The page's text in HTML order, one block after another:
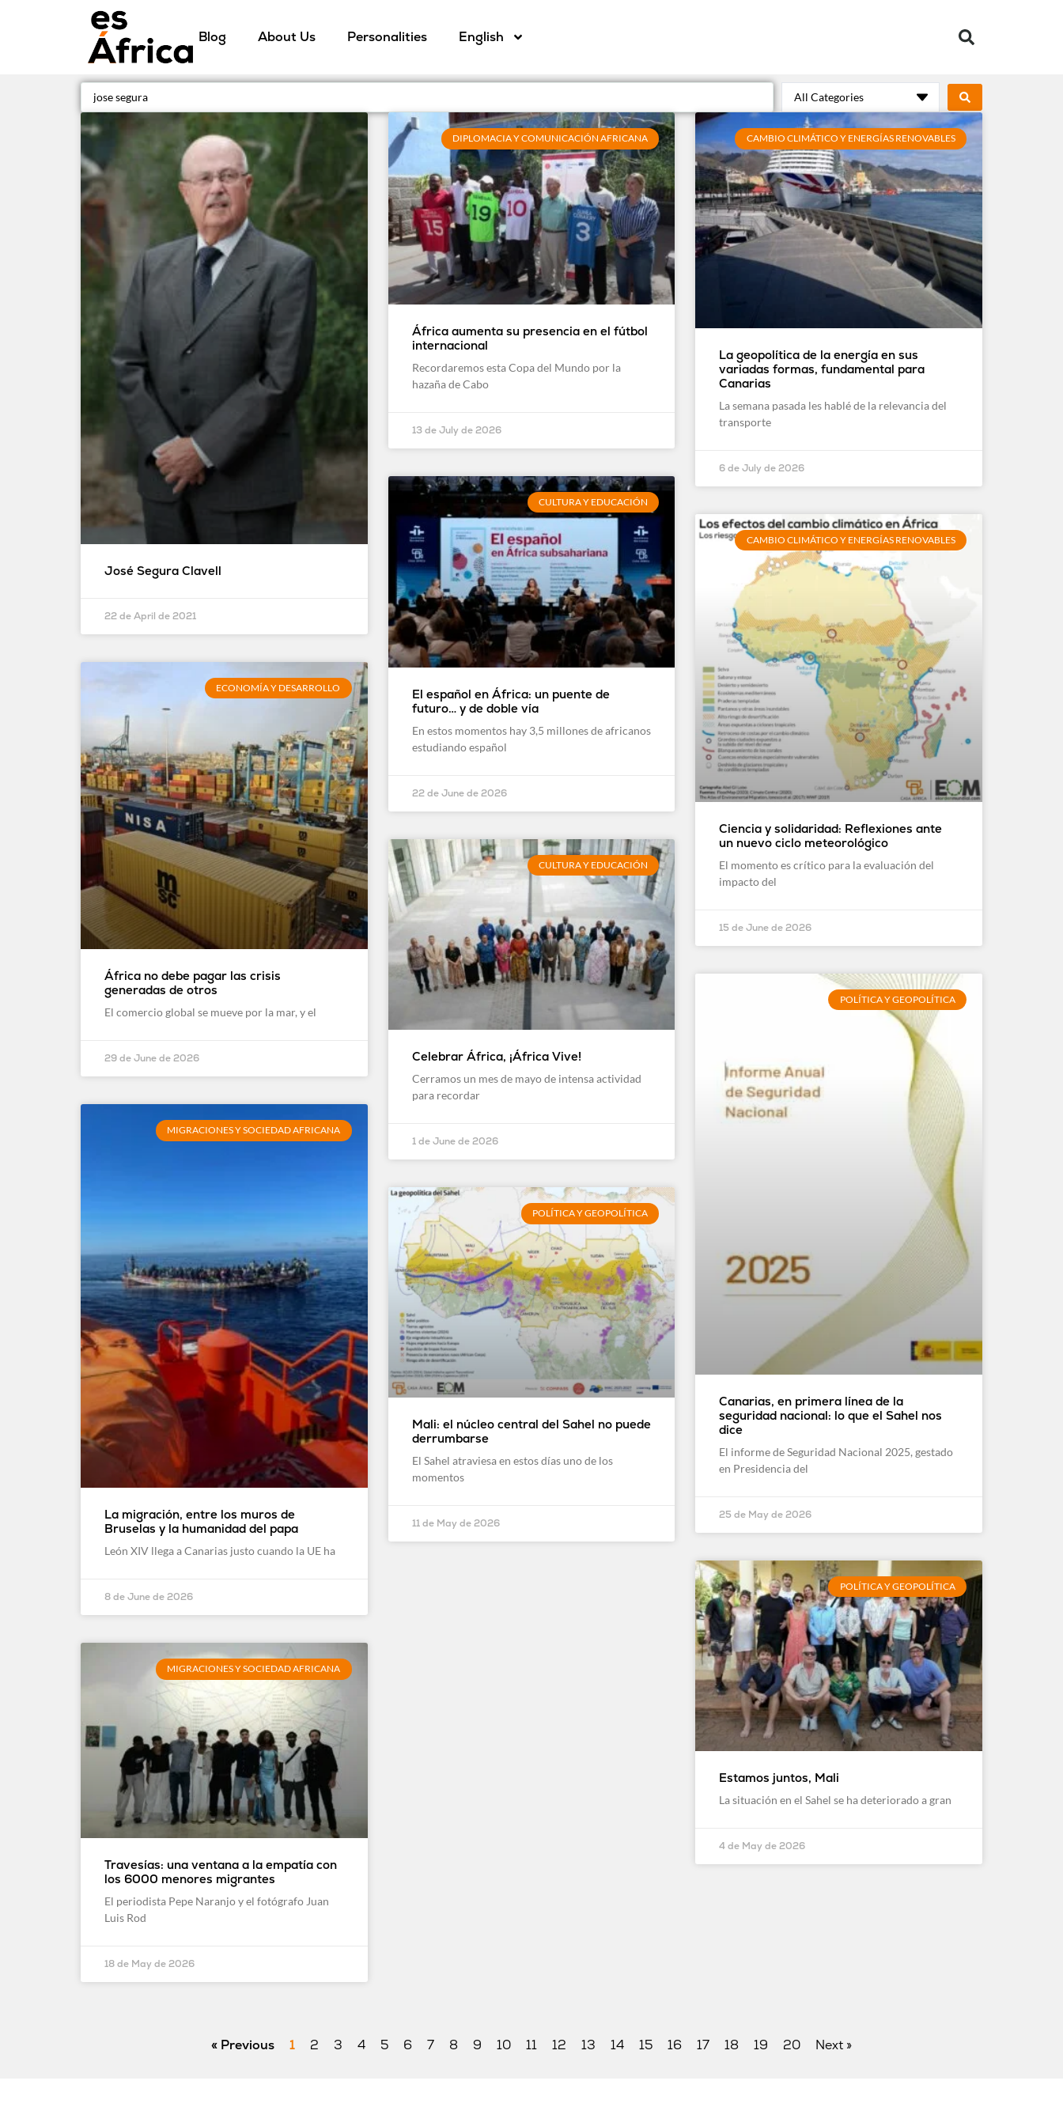
Blog About Us Personalities English
All Categories
José Segura Clavell
22 de April de 2021
DIPLOMACIA Y COMUNICACIÓN AFRICANA
África aumenta su presencia en el fútbol
internacional
Recordaremos esta Copa del Mundo por la
hazaña de Cabo
13 de July de 2026
CAMBIO CLIMÁTICO Y ENERGÍAS RENOVABLES
La geopolítica de la energía en sus
variadas formas, fundamental para
Canarias
La semana pasada les hablé de la relevancia del
transporte
6 de July de 2026
ECONOMÍA Y DESARROLLO
África no debe pagar las crisis
generadas de otros
El comercio global se mueve por la mar, y el
29 de June de 2026
CULTURA Y EDUCACIÓN
El español en África: un puente de
futuro… y de doble vía
En estos momentos hay 3,5 millones de africanos
estudiando español
22 de June de 2026
CAMBIO CLIMÁTICO Y ENERGÍAS RENOVABLES
Ciencia y solidaridad: Reflexiones ante
un nuevo ciclo meteorológico
El momento es crítico para la evaluación del
impacto del
15 de June de 2026
MIGRACIONES Y SOCIEDAD AFRICANA
La migración, entre los muros de
Bruselas y la humanidad del papa
León XIV llega a Canarias justo cuando la UE ha
8 de June de 2026
CULTURA Y EDUCACIÓN
Celebrar África, ¡África Vive!
Cerramos un mes de mayo de intensa actividad
para recordar
1 de June de 2026
POLÍTICA Y GEOPOLÍTICA
Canarias, en primera línea de la
seguridad nacional: lo que el Sahel nos
dice
El informe de Seguridad Nacional 2025, gestado
en Presidencia del
25 de May de 2026
MIGRACIONES Y SOCIEDAD AFRICANA
Travesías: una ventana a la empatía con
los 6000 menores migrantes
El periodista Pepe Naranjo y el fotógrafo Juan
Luis Rod
18 de May de 2026
POLÍTICA Y GEOPOLÍTICA
Mali: el núcleo central del Sahel no puede
derrumbarse
El Sahel atraviesa en estos días uno de los
momentos
11 de May de 2026
POLÍTICA Y GEOPOLÍTICA
Estamos juntos, Mali
La situación en el Sahel se ha deteriorado a gran
4 de May de 2026
« Previous 1 2 3 4 5 6 7 8 9 10 11 12 13 14 15 16 17 18 19 20 Next »